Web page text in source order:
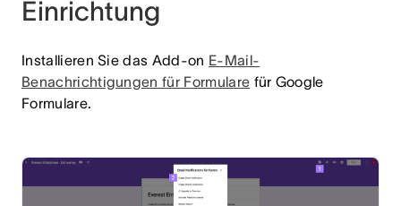
Einrichtung
Installieren Sie das Add-on E-Mail-
Benachrichtigungen für Formulare für Google
Formulare.